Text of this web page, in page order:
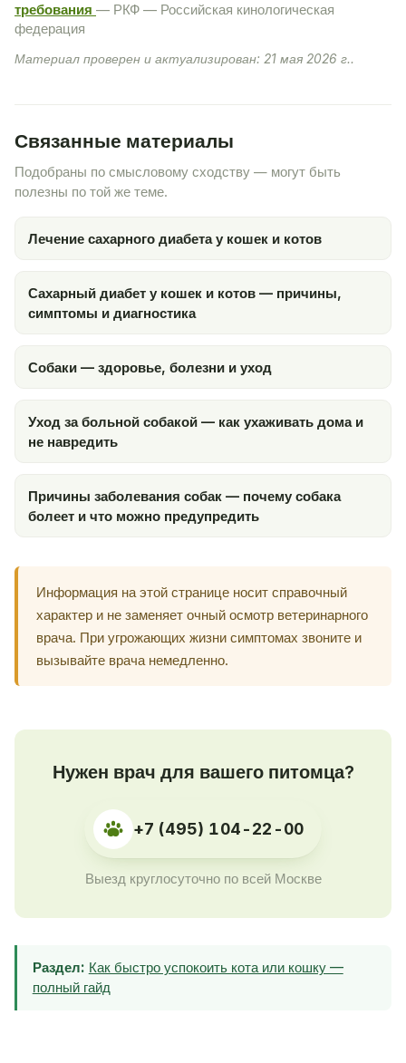
требования — РКФ — Российская кинологическая
федерация
Материал проверен и актуализирован: 21 мая 2026 г..
Связанные материалы
Подобраны по смысловому сходству — могут быть
полезны по той же теме.
Лечение сахарного диабета у кошек и котов
Сахарный диабет у кошек и котов — причины,
симптомы и диагностика
Собаки — здоровье, болезни и уход
Уход за больной собакой — как ухаживать дома и
не навредить
Причины заболевания собак — почему собака
болеет и что можно предупредить
Информация на этой странице носит справочный
характер и не заменяет очный осмотр ветеринарного
врача. При угрожающих жизни симптомах звоните и
вызывайте врача немедленно.
Нужен врач для вашего питомца?
+7 (495) 104-22-00
Выезд круглосуточно по всей Москве
Раздел: Как быстро успокоить кота или кошку —
полный гайд